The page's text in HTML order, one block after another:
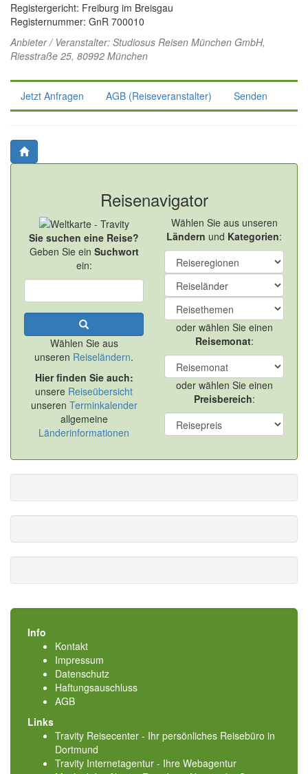
Registergericht: Freiburg im Breisgau
Registernummer: GnR 700010
Anbieter / Veranstalter: Studiosus Reisen München GmbH,
Riesstraße 25, 80992 München
Jetzt Anfragen AGB (Reiseveranstalter) Senden
Reisenavigator
Sie suchen eine Reise?
Geben Sie ein Suchwort
ein:
Wählen Sie aus
unseren Reiseländern.
Hier finden Sie auch:
unsere Reiseübersicht
unseren Terminkalender
allgemeine
Länderinformationen
Wählen Sie aus unseren
Ländern und Kategorien:
oder wählen Sie einen
Reisemonat:
oder wählen Sie einen
Preisbereich:
Info
Kontakt
Impressum
Datenschutz
Haftungsauschluss
AGB
Links
Travity Reisecenter - Ihr persönliches Reisebüro in
Dortmund
Travity Internetagentur - Ihre Webagentur